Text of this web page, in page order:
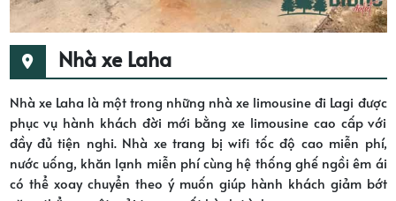
Nhà xe Laha
Nhà xe Laha là một trong những nhà xe limousine đi Lagi được
phục vụ hành khách đời mới bằng xe limousine cao cấp với
đầy đủ tiện nghi. Nhà xe trang bị wifi tốc độ cao miễn phí,
nước uống, khăn lạnh miễn phí cùng hệ thống ghế ngồi êm ái
có thể xoay chuyển theo ý muốn giúp hành khách giảm bớt